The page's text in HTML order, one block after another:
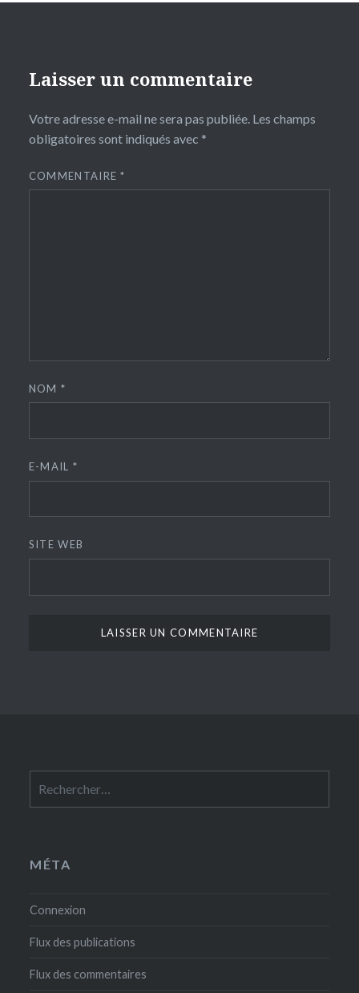
Laisser un commentaire
Votre adresse e-mail ne sera pas publiée. Les champs
obligatoires sont indiqués avec *
COMMENTAIRE*
NOM*
E-MAIL *
SITE WEB
MÉTA
Connexion
Flux des publications
Flux des commentaires